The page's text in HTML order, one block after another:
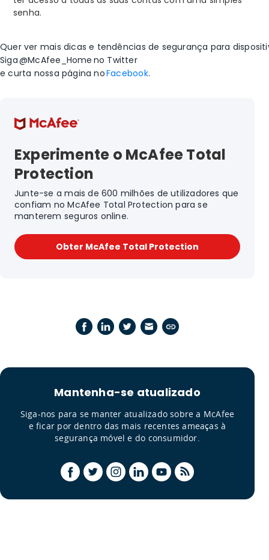
senha.
Quer ver mais dicas e tendências de segurança para
Siga@McAfee _Home no Twitter
e curta nossa página noFacebook.
Experimente o McAfee Total
Protection
Junte-se a mais de 600 milhões de utilizadores que
confiam no McAfee Total Protection para se
manterem seguros on​​line.
Obter McAfee Total Protection
Mantenha-se atualizado
Siga-nos para se manter atualizado sobre a McAfee
e ficar por dentro das mais recentes ameaças à
segurança móvel e do consumidor.